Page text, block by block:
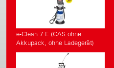
e-Clean 7 E (CAS ohne
Akkupack, ohne Ladegerät)